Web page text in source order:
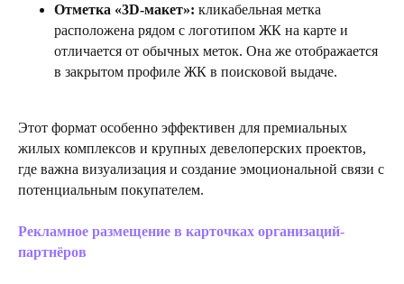
Отметка «3D-макет»: кликабельная метка
расположена рядом с логотипом ЖК на карте и
отличается от обычных меток. Она же отображается
в закрытом профиле ЖК в поисковой выдаче.
Этот формат особенно эффективен для премиальных
жилых комплексов и крупных девелоперских проектов,
где важна визуализация и создание эмоциональной связи с
потенциальным покупателем.
Рекламное размещение в карточках организаций-
партнёров